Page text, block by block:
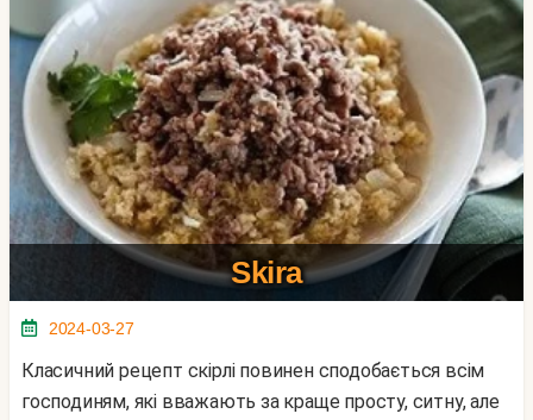
Skira
2024-03-27
Класичний рецепт скірлі повинен сподобається всім
господиням, які вважають за краще просту, ситну, але